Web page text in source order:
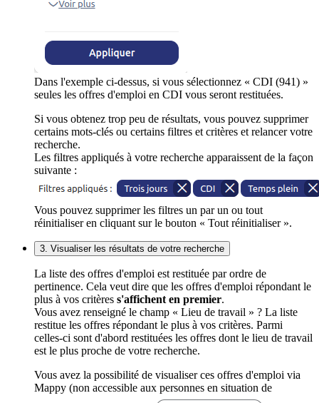
Dans l'exemple ci-dessus, si vous sélectionnez « CDI (941) »
seules les offres d'emploi en CDI vous seront restituées.
Si vous obtenez trop peu de résultats, vous pouvez supprimer
certains mots-clés ou certains filtres et critères et relancer votre
recherche.
Les filtres appliqués à votre recherche apparaissent de la façon
suivante :
Vous pouvez supprimer les filtres un par un ou tout
réinitialiser en cliquant sur le bouton « Tout réinitialiser ».
3. Visualiser les résultats de votre recherche
La liste des offres d'emploi est restituée par ordre de
pertinence. Cela veut dire que les offres d'emploi répondant le
plus à vos critères s'affichent en premier.
Vous avez renseigné le champ « Lieu de travail » ? La liste
restitue les offres répondant le plus à vos critères. Parmi
celles-ci sont d'abord restituées les offres dont le lieu de travail
est le plus proche de votre recherche.
Vous avez la possibilité de visualiser ces offres d'emploi via
Mappy (non accessible aux personnes en situation de